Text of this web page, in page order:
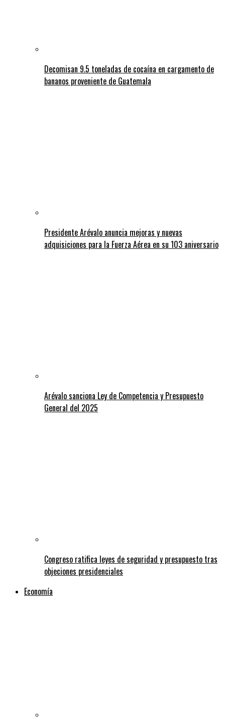
Decomisan 9.5 toneladas de cocaína en cargamento de
bananos proveniente de Guatemala
Presidente Arévalo anuncia mejoras y nuevas
adquisiciones para la Fuerza Aérea en su 103 aniversario
Arévalo sanciona Ley de Competencia y Presupuesto
General del 2025
Congreso ratifica leyes de seguridad y presupuesto tras
objeciones presidenciales
Economía